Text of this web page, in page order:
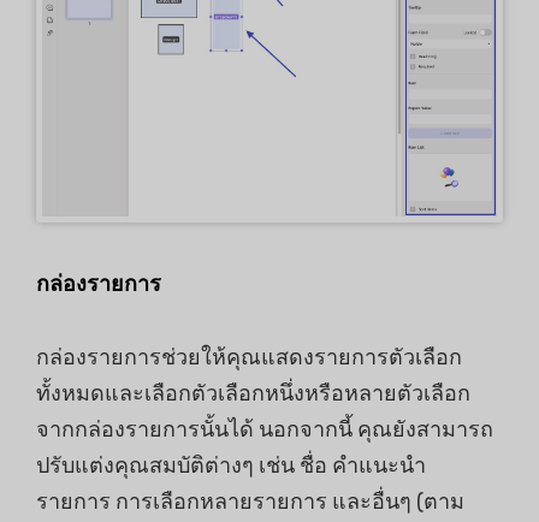
กล่องรายการ
กล่องรายการช่วยให้คุณแสดงรายการตัวเลือก
ทั้งหมดและเลือกตัวเลือกหนึ่งหรือหลายตัวเลือก
จากกล่องรายการนั้นได้ นอกจากนี้ คุณยังสามารถ
ปรับแต่งคุณสมบัติต่างๆ เช่น ชื่อ คำแนะนำ
รายการ การเลือกหลายรายการ และอื่นๆ (ตาม